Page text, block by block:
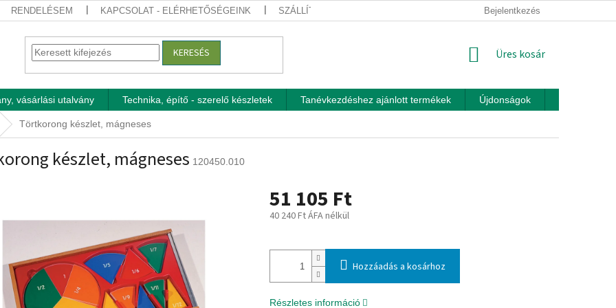
RENDELÉSEM KAPCSOLAT - ELÉRHETŐSÉGEINK SZÁLLÍTÁSI FELTÉTELEK ÜZLETI FELTÉTELEK (ÁSZF)
Bejelentkezés
KERESÉS KOSÁR
Üres kosár
vásárlási utalvány Technika, építő - szerelő készletek Tanévkezdéshez ajánlott termékek Újdonságok
Törtkorong készlet, mágneses
készlet, mágneses 120450.010
51 105 Ft
40 240 Ft ÁFA nélkül
Hozzáadás a kosárhoz
Részletes információ